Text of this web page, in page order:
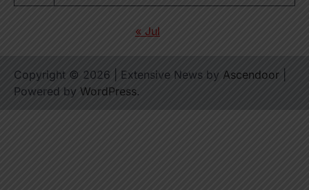
« Jul
Copyright © 2026 | Extensive News by Ascendoor
Powered by WordPress.